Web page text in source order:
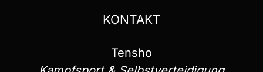
KONTAKT
Tensho